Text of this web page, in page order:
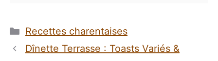
Catégories
Recettes charentaises
Dînette Terrasse : Toasts Variés &